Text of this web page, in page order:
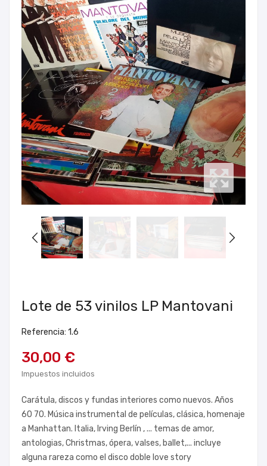
Lote de 53 vinilos LP Mantovani
Referencia: 1.6
30,00 €
Impuestos incluidos
Carátula, discos y fundas interiores como nuevos. Años
60 70. Música instrumental de películas, clásica, homenaje
a Manhattan. Italia, Irving Berlín , ... temas de amor,
antologias, Christmas, ópera, valses, ballet,... incluye
alguna rareza como el disco doble love story